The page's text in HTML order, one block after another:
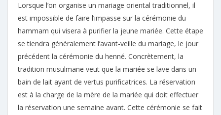
Lorsque l’on organise un mariage oriental traditionnel, il
est impossible de faire l’impasse sur la cérémonie du
hammam qui visera à purifier la jeune mariée. Cette étape
se tiendra généralement l’avant-veille du mariage, le jour
précédent la cérémonie du henné. Concrètement, la
tradition musulmane veut que la mariée se lave dans un
bain de lait ayant de vertus purificatrices. La réservation
est à la charge de la mère de la mariée qui doit effectuer
la réservation une semaine avant. Cette cérémonie se fait